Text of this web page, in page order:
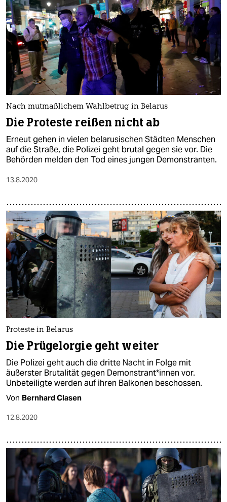
Nach mutmaßlichem Wahlbetrug in Belarus
Die Proteste reißen nicht ab
Erneut gehen in vielen belarusischen Städten Menschen
auf die Straße, die Polizei geht brutal gegen sie vor. Die
Behörden melden den Tod eines jungen Demonstranten.
13.8.2020
Proteste in Belarus
Die Prügelorgie geht weiter
Die Polizei geht auch die dritte Nacht in Folge mit
äußerster Brutalität gegen Demonstrant*innen vor.
Unbeteiligte werden auf ihren Balkonen beschossen.
Von Bernhard Clasen
12.8.2020